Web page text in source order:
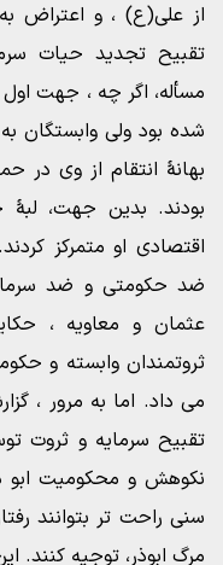
از علی(ع) ، و اعتراض
تقبیح تجدید حیات
مسأله، اگر چه ، جهت
شده بود ولی وابستگان
بهانۀ انتقام از وی در
بودند. بدین جهت، لبۀ
اقتصادی او متمرکز
ضد حکومتی و ضد
عثمان و معاویه ،
ثروتمندان وابسته و
می داد. اما به مرور ،
تقبیح سرمایه و ثروت
نکوهش و محکومیت ابو
سنی راحت تر بتوانند
مرگ ابوذر، توجیه کنند.